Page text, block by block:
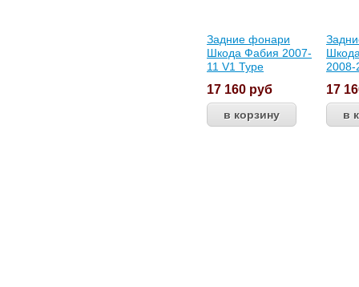
Задние фонари
Шкода Фабия 2007-
11 V1 Type
17 160 руб
2008-
17